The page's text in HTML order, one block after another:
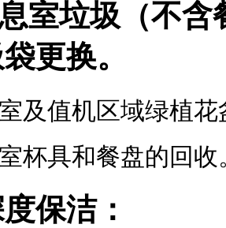
室垃圾（不
更换。
及值机区域绿植
杯具和餐盘的回收
保洁：